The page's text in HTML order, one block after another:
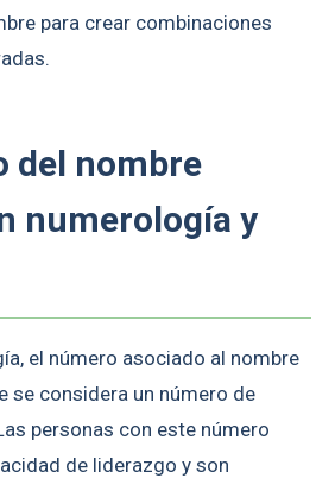
para crear combinaciones
del nombre
numerología y
el número asociado al nombre
se considera un número de
personas con este número
de liderazgo y son